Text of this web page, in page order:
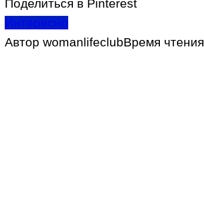
Поделиться в Pinterest
Интересно
Автор womanlifeclubВремя чтения